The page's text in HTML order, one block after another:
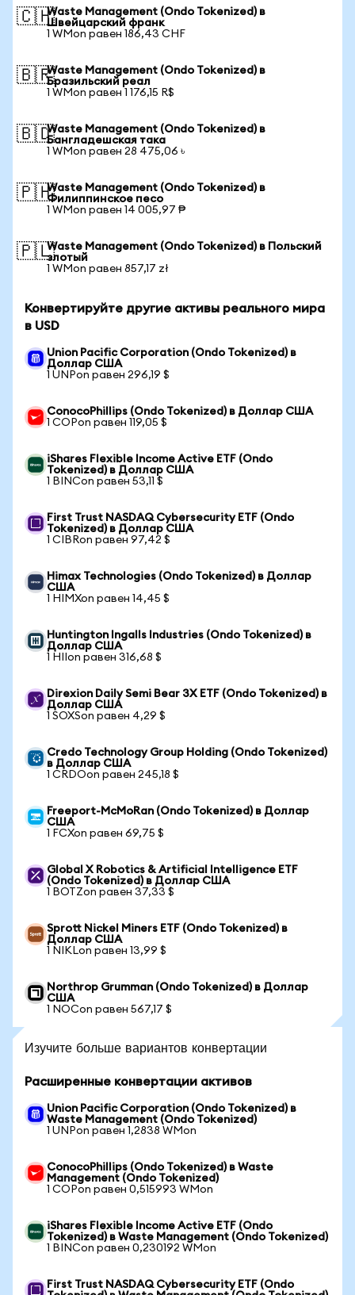
🇨🇭Waste Management (Ondo Tokenized) в
Швейцарский франк
1 WMon равен 186,43 CHF
🇧🇷Waste Management (Ondo Tokenized) в
Бразильский реал
1 WMon равен 1 176,15 R$
🇧🇩Waste Management (Ondo Tokenized) в
Бангладешская така
1 WMon равен 28 475,06 ৳
🇵🇭Waste Management (Ondo Tokenized) в
Филиппинское песо
1 WMon равен 14 005,97 ₱
🇵🇱Waste Management (Ondo Tokenized) в Польский
злотый
1 WMon равен 857,17 zł
Конвертируйте другие активы реального мира
в USD
Union Pacific Corporation (Ondo Tokenized) в
Доллар США
1 UNPon равен 296,19 $
ConocoPhillips (Ondo Tokenized) в Доллар США
1 COPon равен 119,05 $
iShares Flexible Income Active ETF (Ondo
Tokenized) в Доллар США
1 BINCon равен 53,11 $
First Trust NASDAQ Cybersecurity ETF (Ondo
Tokenized) в Доллар США
1 CIBRon равен 97,42 $
Himax Technologies (Ondo Tokenized) в Доллар
США
1 HIMXon равен 14,45 $
Huntington Ingalls Industries (Ondo Tokenized) в
Доллар США
1 HIIon равен 316,68 $
Direxion Daily Semi Bear 3X ETF (Ondo Tokenized) в
Доллар США
1 SOXSon равен 4,29 $
Credo Technology Group Holding (Ondo Tokenized)
в Доллар США
1 CRDOon равен 245,18 $
Freeport-McMoRan (Ondo Tokenized) в Доллар
США
1 FCXon равен 69,75 $
Global X Robotics & Artificial Intelligence ETF
(Ondo Tokenized) в Доллар США
1 BOTZon равен 37,33 $
Sprott Nickel Miners ETF (Ondo Tokenized) в
Доллар США
1 NIKLon равен 13,99 $
Northrop Grumman (Ondo Tokenized) в Доллар
США
1 NOCon равен 567,17 $
Изучите больше вариантов конвертации
Расширенные конвертации активов
Union Pacific Corporation (Ondo Tokenized) в
Waste Management (Ondo Tokenized)
1 UNPon равен 1,2838 WMon
ConocoPhillips (Ondo Tokenized) в Waste
Management (Ondo Tokenized)
1 COPon равен 0,515993 WMon
iShares Flexible Income Active ETF (Ondo
Tokenized) в Waste Management (Ondo Tokenized)
1 BINCon равен 0,230192 WMon
First Trust NASDAQ Cybersecurity ETF (Ondo